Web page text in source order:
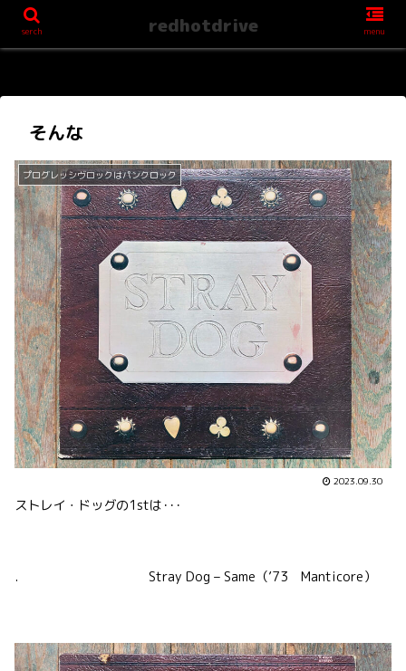
そんな
プログレッシヴロックはパンクロック
2023.09.30
ストレイ・ドッグの1stは･･･
. Stray Dog – Same（’73 Manticore）
serch redhotdrive menu